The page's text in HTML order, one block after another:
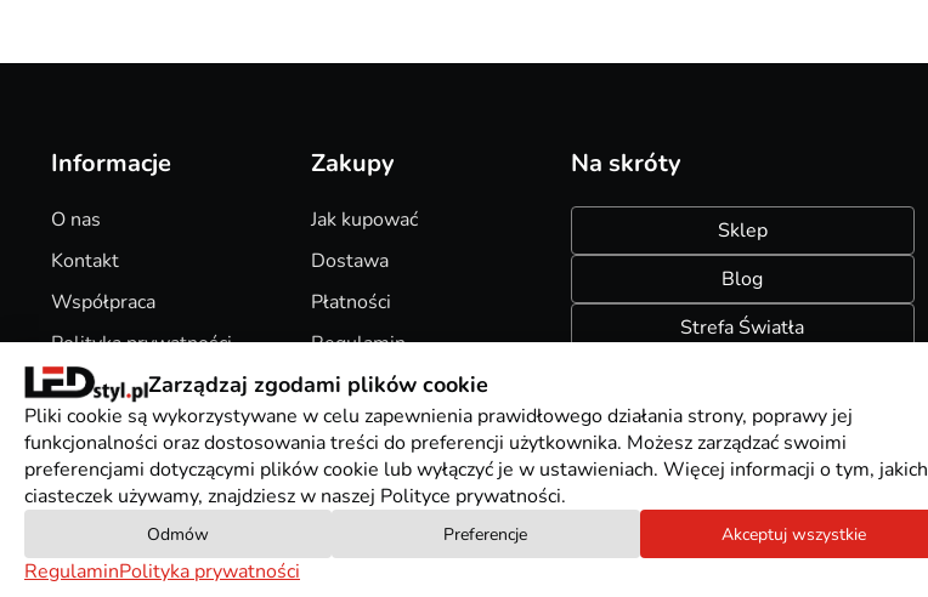
Informacje
O nas
Kontakt
Współpraca
Polityka prywatności
Pliki Cookies
Zakupy
Jak kupować
Dostawa
Płatności
Regulamin
Zwroty
Na skróty
Sklep
Blog
Strefa Światła
Zarządzaj zgodami plików cookie
Pliki cookie są wykorzystywane w celu zapewnienia prawidłowego działania strony, poprawy jej
funkcjonalności oraz dostosowania treści do preferencji użytkownika. Możesz zarządzać swoimi
preferencjami dotyczącymi plików cookie lub wyłączyć je w ustawieniach. Więcej informacji o tym, jakich
ciasteczek używamy, znajdziesz w naszej Polityce prywatności.
Odmów Preferencje Akceptuj wszystkie
RegulaminPolityka prywatności